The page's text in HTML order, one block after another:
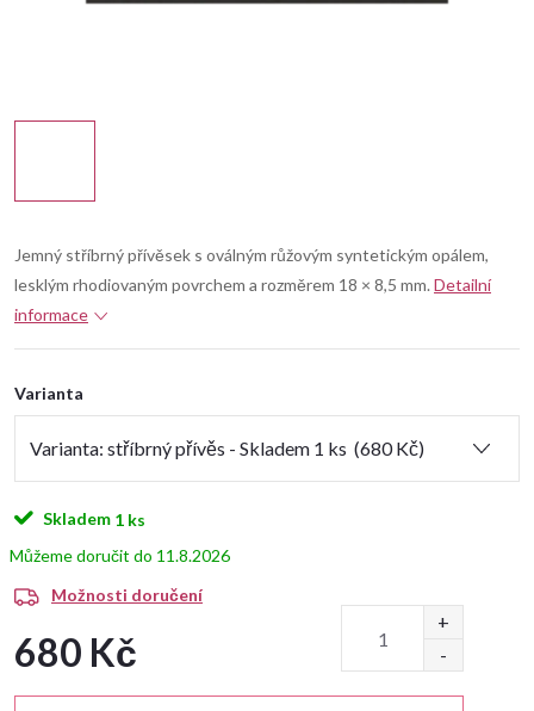
Jemný stříbrný přívěsek s oválným růžovým syntetickým opálem,
lesklým rhodiovaným povrchem a rozměrem 18 × 8,5 mm. Detailní
informace
Varianta
Skladem 1 ks
11.8.2026
Možnosti doručení
680 Kč